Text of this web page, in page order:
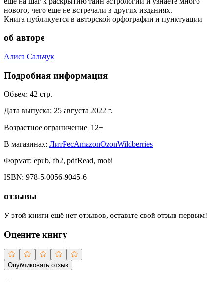
нового, чего еще не встречали в других изданиях.
Книга публикуется в авторской орфографии и пунктуации
об авторе
Алиса Сальчук
Подробная информация
Объем: 42 стр.
Дата выпуска: 25 августа 2022 г.
Возрастное ограничение: 12+
В магазинах: ЛитРесAmazonOzonWildberries
Формат: epub, fb2, pdfRead, mobi
ISBN: 978-5-0056-9045-6
отзывы
У этой книги ещё нет отзывов, оставьте свой отзыв первым!
Оцените книгу
Опубликовать отзыв